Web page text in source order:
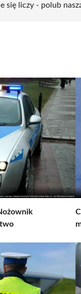
się liczy - polub